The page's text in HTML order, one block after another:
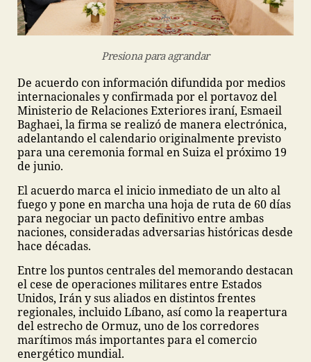
Presiona para agrandar
De acuerdo con información difundida por medios
internacionales y confirmada por el portavoz del
Ministerio de Relaciones Exteriores iraní, Esmaeil
Baghaei, la firma se realizó de manera electrónica,
adelantando el calendario originalmente previsto
para una ceremonia formal en Suiza el próximo 19
de junio.
El acuerdo marca el inicio inmediato de un alto al
fuego y pone en marcha una hoja de ruta de 60 días
para negociar un pacto definitivo entre ambas
naciones, consideradas adversarias históricas desde
hace décadas.
Entre los puntos centrales del memorando destacan
el cese de operaciones militares entre Estados
Unidos, Irán y sus aliados en distintos frentes
regionales, incluido Líbano, así como la reapertura
del estrecho de Ormuz, uno de los corredores
marítimos más importantes para el comercio
energético mundial.